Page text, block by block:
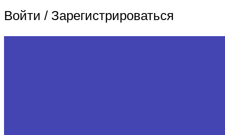
Войти / Зарегистрироваться